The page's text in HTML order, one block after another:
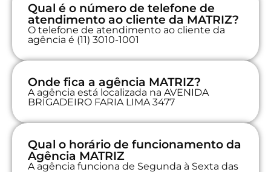
Qual é o número de telefone de
atendimento ao cliente da MATRIZ?
O telefone de atendimento ao cliente da
agência é (11) 3010-1001
Onde fica a agência MATRIZ?
A agência está localizada na AVENIDA
BRIGADEIRO FARIA LIMA 3477
Qual o horário de funcionamento da
Agência MATRIZ
A agência funciona de Segunda à Sexta das